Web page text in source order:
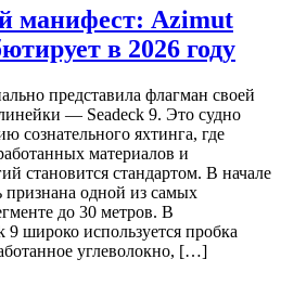
манифест: Azimut
в 2026 году
представила флагман своей
— Seadeck 9. Это судно
сознательного яхтинга, где
материалов и
становится стандартом. В начале
признана одной из самых
до 30 метров. В
9 широко используется пробка
углеволокно, […]